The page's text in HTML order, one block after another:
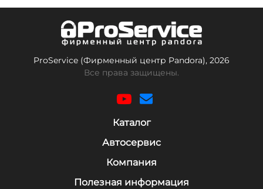
ProService (Фирменный центр Pandora), 2026
Все права защищены.
Каталог
Автосервис
Компания
Полезная информация